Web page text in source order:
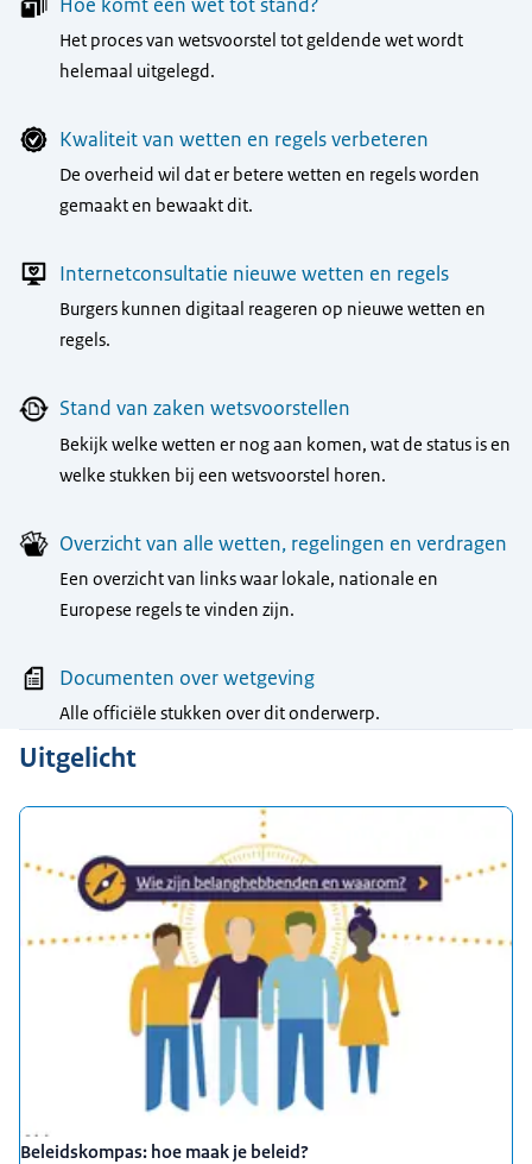
Menu
Het proces van wetsvoorstel tot geldende wet wordt
helemaal uitgelegd.
Kwaliteit van wetten en regels verbeteren
De overheid wil dat er betere wetten en regels worden
gemaakt en bewaakt dit.
Internetconsultatie nieuwe wetten en regels
Burgers kunnen digitaal reageren op nieuwe wetten en
regels.
Stand van zaken wetsvoorstellen
Bekijk welke wetten er nog aan komen, wat de status is en
welke stukken bij een wetsvoorstel horen.
Overzicht van alle wetten, regelingen en verdragen
Een overzicht van links waar lokale, nationale en
Europese regels te vinden zijn.
Documenten over wetgeving
Alle officiële stukken over dit onderwerp.
Uitgelicht
Beleidskompas: hoe maak je beleid?